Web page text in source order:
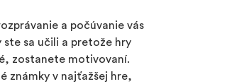
a počúvanie vás
sa učili a pretože hry
zostanete motivovaní.
známky v najťažšej hre,